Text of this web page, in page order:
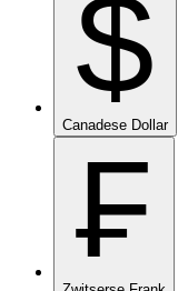
$
Canadese Dollar
₣